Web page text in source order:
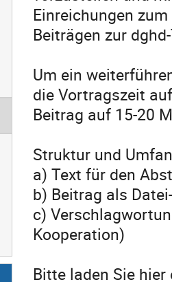
Einreichungen
Beiträgen zur
Um ein
die Vortragszeit
Beitrag auf 15-20
Struktur und
a) Text für den
b) Beitrag als
c)
Kooperation)
Bitte laden Sie